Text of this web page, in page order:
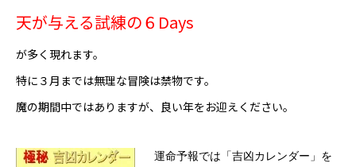
スポーツ
競馬
天が与える試練の６Days
が多く現れます。
特に３月までは無理な冒険は禁物です。
魔の期間中ではありますが、良い年をお迎えください。
運命予報では「吉凶カレンダー」を